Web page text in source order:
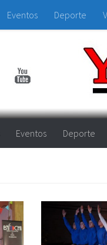
Eventos Deporte
Eventos Deporte